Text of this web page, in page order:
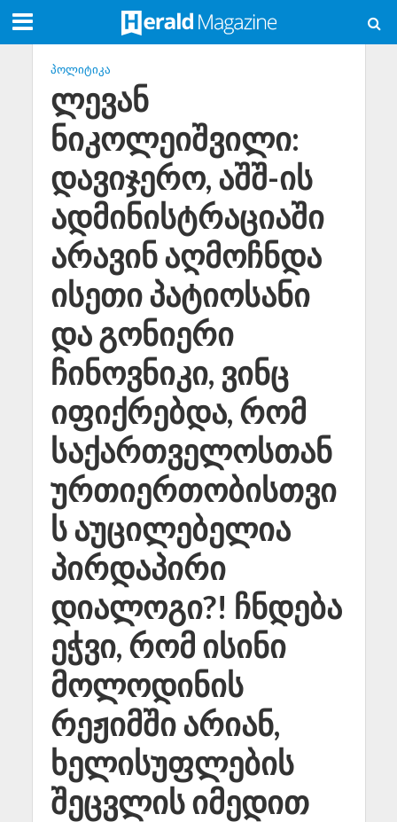
ᲞᲝᲚᲘᲢᲘᲙᲐ
ლევან
ნიკოლეიშვილი:
დავიჯერო, აშშ-ის
ადმინისტრაციაში
არავინ აღმოჩნდა
ისეთი პატიოსანი
და გონიერი
ჩინოვნიკი, ვინც
იფიქრებდა, რომ
საქართველოსთან
ურთიერთობისთვი
ს აუცილებელია
პირდაპირი
დიალოგი?! ჩნდება
ეჭვი, რომ ისინი
მოლოდინის
რეჟიმში არიან,
ხელისუფლების
შეცვლის იმედით